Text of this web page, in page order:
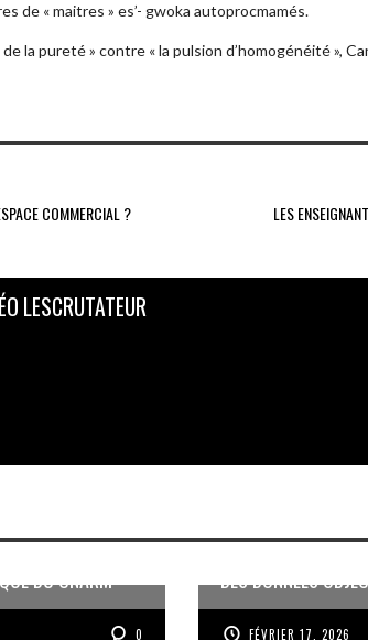
de « maitres » es’- gwoka autoprocmamés.
la pureté » contre « la pulsion d’homogénéité »,
COMMERCIAL ? LES
LESCRUTATEUR
DU CNARM
0
DES DONNÉES
FÉVRIER 17, 2026